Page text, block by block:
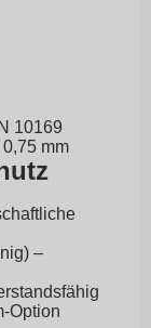
10169
mm
–
Option